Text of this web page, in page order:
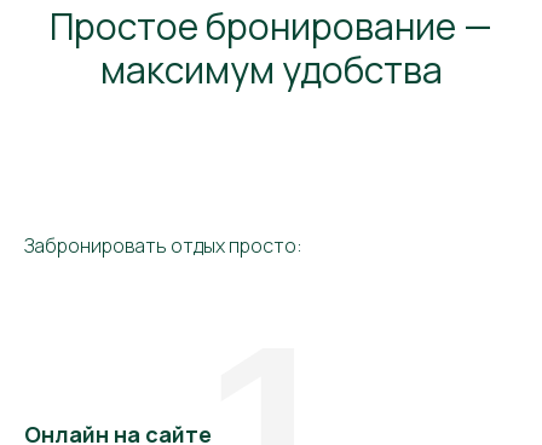
Простое бронирование —
максимум удобства
Забронировать отдых просто:
Онлайн на сайте